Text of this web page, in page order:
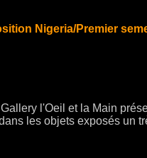
Nigeria/Premier
l'Oeil et la Main
les objets exposés un